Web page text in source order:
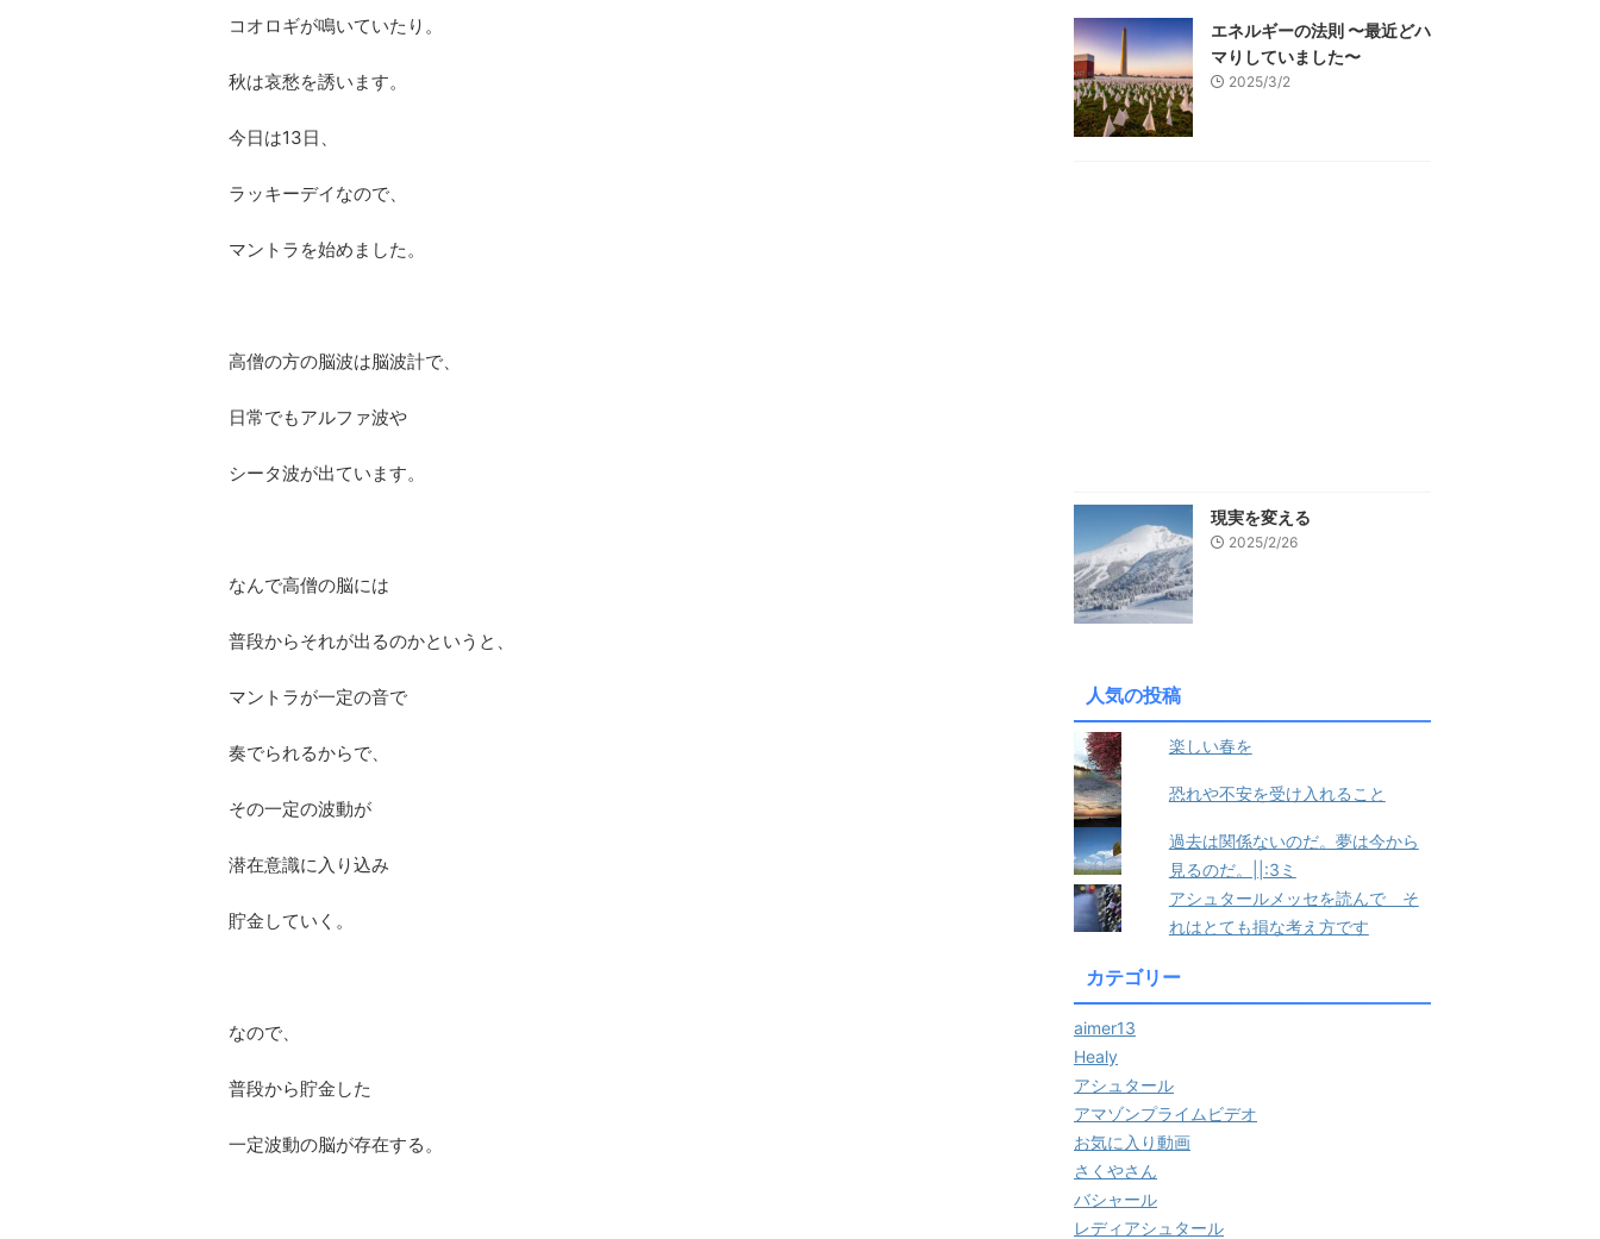
コオロギが鳴いていたり。
秋は哀愁を誘います。
今日は13日、
ラッキーデイなので、
マントラを始めました。
高僧の方の脳波は脳波計で、
日常でもアルファ波や
シータ波が出ています。
なんで高僧の脳には
普段からそれが出るのかというと、
マントラが一定の音で
奏でられるからで、
その一定の波動が
潜在意識に入り込み
貯金していく。
なので、
普段から貯金した
一定波動の脳が存在する。
エネルギーの法則 〜最近どハ
マりしていました〜
2025/3/2
現実を変える
2025/2/26
人気の投稿
楽しい春を
恐れや不安を受け入れること
過去は関係ないのだ。夢は今から
見るのだ。||:3ミ
アシュタールメッセを読んで そ
れはとても損な考え方です
カテゴリー
aimer13
Healy
アシュタール
アマゾンプライムビデオ
お気に入り動画
さくやさん
バシャール
レディアシュタール